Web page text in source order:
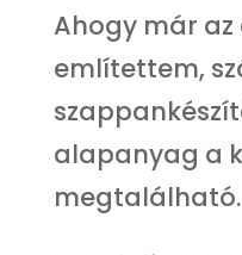
Ahogy már
említettem,
alapanyag a
megtalálható.